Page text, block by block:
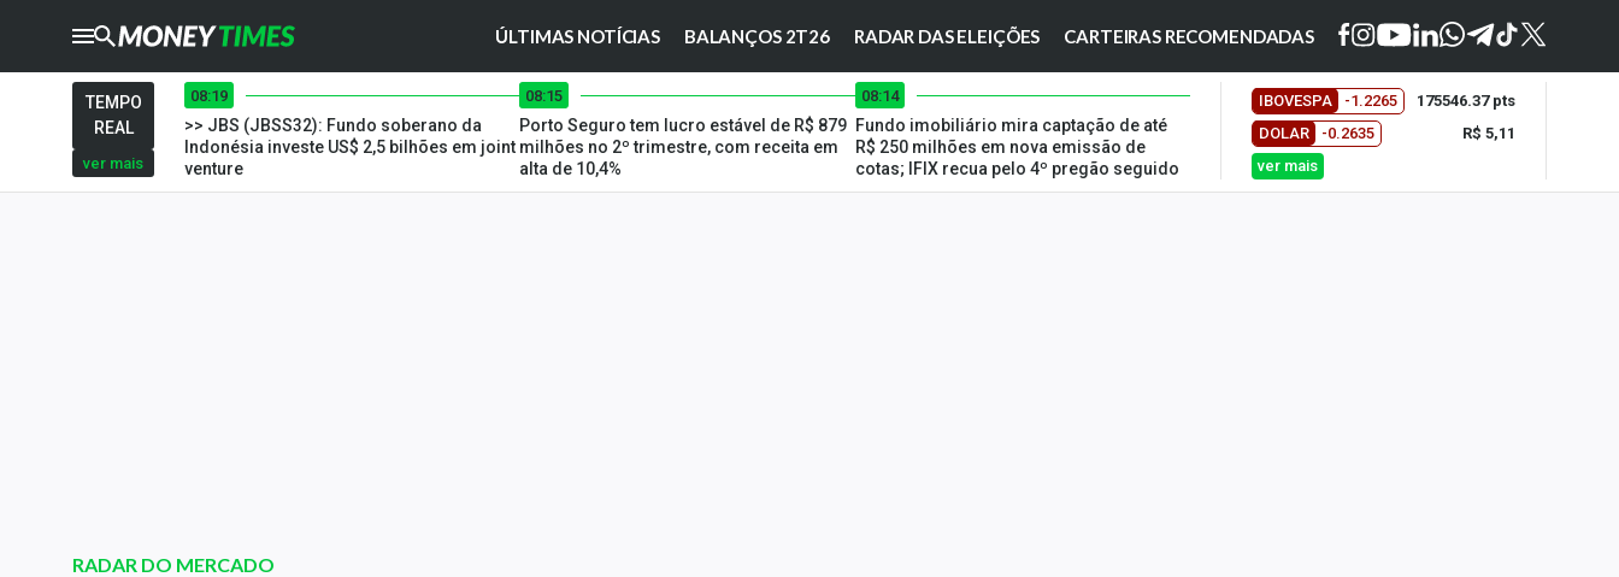
ÚLTIMAS NOTÍCIAS BALANÇOS 2T26 RADAR DAS ELEIÇÕES CARTEIRAS RECOMENDADAS
CRYPTOTIMES
TIMES
Ibovespa
Carteiras Recomendadas
TEMPO
REAL
ver mais
08:19
>> JBS (JBSS32): Fundo soberano da
Indonésia investe US$ 2,5 bilhões em joint
venture
08:15
Porto Seguro tem lucro estável de R$ 879
milhões no 2º trimestre, com receita em
alta de 10,4%
08:14
Fundo imobiliário mira captação de até
R$ 250 milhões em nova emissão de
cotas; IFIX recua pelo 4º pregão seguido
IBOVESPA -1.2265
175546.37 pts
DOLAR
-0.2635
R$ 5,11
ver mais
RADAR DO MERCADO